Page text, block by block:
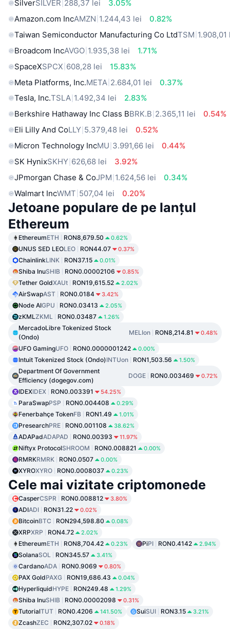
SilverSILVER 288,37 lei
3.05%
Amazon.com IncAMZN 1.244,43 lei
0.82%
Taiwan Semiconductor Manufacturing Co LtdTSM 1.908,01
Broadcom IncAVGO 1.935,38 lei
1.71%
SpaceXSPCX 608,28 lei
15.83%
Meta Platforms, Inc.META 2.684,01 lei
0.37%
Tesla, Inc.TSLA 1.492,34 lei
2.83%
Berkshire Hathaway Inc Class BBRK.B 2.365,11 lei
0.54%
Eli Lilly And CoLLY 5.379,48 lei
0.52%
Micron Technology IncMU 3.991,66 lei
0.44%
SK HynixSKHY 626,68 lei
3.92%
JPmorgan Chase & CoJPM 1.624,56 lei
0.34%
Walmart IncWMT 507,04 lei 0.20%
Jetoane populare de pe lanțul
Ethereum
EthereumETH RON8,679.50 0.62%
UNUS SED LEOLEO RON44.07 0.37%
ChainlinkLINK RON37.15 0.01%
Shiba InuSHIB RON0.00002106 0.85%
Tether GoldXAUt RON19,615.52 2.02%
AirSwapAST RON0.0184 3.42%
Node AIGPU RON0.03413 2.05%
zKMLZKML RON0.03487 1.26%
MercadoLibre Tokenized Stock
(Ondo)
MELIon RON8,214.81 0.48%
UFO GamingUFO RON0.0000001242 0.00%
Intuit Tokenized Stock (Ondo)INTUon RON1,503.56 1.50%
Department Of Government
Efficiency (dogegov.com)
DOGE RON0.003469 0.72%
IDEXIDEX RON0.003391 54.25%
ParaSwapPSP RON0.004408 0.29%
Fenerbahçe TokenFB RON1.49 1.01%
PresearchPRE RON0.001108 38.62%
ADAPadADAPAD RON0.00393 11.97%
Niftyx ProtocolSHROOM RON0.008821 0.00%
RMRKRMRK RON0.0507 0.00%
XYROXYRO RON0.0008037 0.23%
Cele mai vizitate criptomonede
CasperCSPR RON0.008812 3.80%
ADIADI RON31.22 0.02%
BitcoinBTC RON294,598.80 0.08%
XRPXRP RON4.72 2.02%
EthereumETH RON8,704.42 0.23% PiPI RON0.4142 2.94%
SolanaSOL RON345.57 3.41%
CardanoADA RON0.9069 0.80%
PAX GoldPAXG RON19,686.43 0.04%
HyperliquidHYPE RON249.48 1.29%
Shiba InuSHIB RON0.00002098 0.31%
TutorialTUT RON0.4206 141.50% SuiSUI RON3.15 3.21%
ZcashZEC RON2,307.02 0.18%